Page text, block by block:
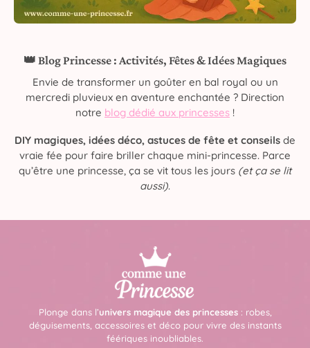
👑 Blog Princesse : Activités, Fêtes & Idées Magiques
Envie de transformer un goûter en bal royal ou un
mercredi pluvieux en aventure enchantée ? Direction
notre blog dédié aux princesses !
DIY magiques, idées déco, astuces de fête et conseils de
vraie fée pour faire briller chaque mini-princesse. Parce
qu’être une princesse, ça se vit tous les jours (et ça se lit
aussi).
Plonge dans l’univers magique des princesses: robes,
déguisements, accessoires et déco pour vivre des instants
féériques inoubliables.